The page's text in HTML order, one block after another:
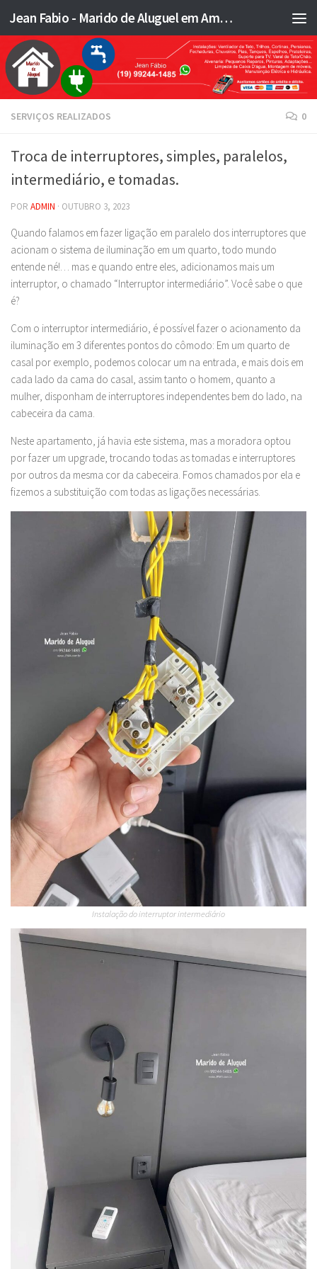
Skip to content Jean Fabio - Marido de Aluguel em Americana SP e região - JFMA
SERVIÇOS REALIZADOS 0
Troca de interruptores, simples, paralelos,
intermediário, e tomadas.
POR ADMIN · OUTUBRO 3, 2023
Quando falamos em fazer ligação em paralelo dos interruptores que
acionam o sistema de iluminação em um quarto, todo mundo
entende né!… mas e quando entre eles, adicionamos mais um
interruptor, o chamado “Interruptor intermediário”. Você sabe o que
é?
Com o interruptor intermediário, é possível fazer o acionamento da
iluminação em 3 diferentes pontos do cômodo: Em um quarto de
casal por exemplo, podemos colocar um na entrada, e mais dois em
cada lado da cama do casal, assim tanto o homem, quanto a
mulher, disponham de interruptores independentes bem do lado, na
cabeceira da cama.
Neste apartamento, já havia este sistema, mas a moradora optou
por fazer um upgrade, trocando todas as tomadas e interruptores
por outros da mesma cor da cabeceira. Fomos chamados por ela e
fizemos a substituição com todas as ligações necessárias.
Instalação do interruptor intermediário